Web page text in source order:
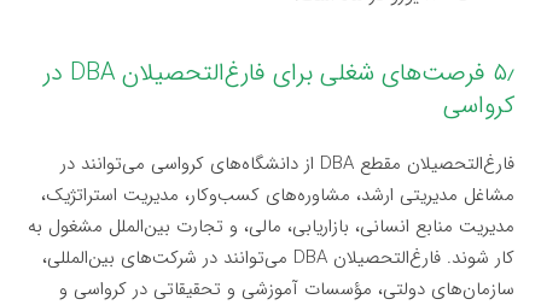
۵٫ فرصت‌های شغلی برای فارغ‌التحصیلان DBA در
کرواسی
فارغ‌التحصیلان مقطع DBA از دانشگاه‌های کرواسی می‌توانند در
مشاغل مدیریتی ارشد، مشاوره‌های کسب‌وکار، مدیریت استراتژیک،
مدیریت منابع انسانی، بازاریابی، مالی، و تجارت بین‌الملل مشغول به
کار شوند. فارغ‌التحصیلان DBA می‌توانند در شرکت‌های بین‌المللی،
سازمان‌های دولتی، مؤسسات آموزشی و تحقیقاتی در کرواسی و